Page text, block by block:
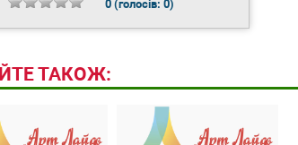
0(голосів: 0)
ТАКОЖ: